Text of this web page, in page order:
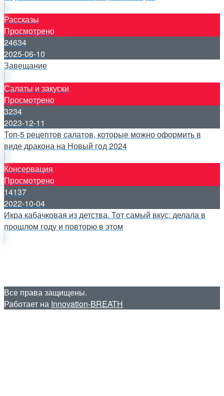
Рассказы
Просмотрено
24634
2025-06-10
Завещание
Салаты и закуски
Просмотрено
3234
2023-12-11
Топ-5 рецептов салатов, которые можно оформить в
виде дракона на Новый год 2024
Консервация
Просмотрено
14137
2022-10-04
Икра кабачковая из детства. Тот самый вкус: делала в
прошлом году и повторю в этом
Все права защищены.
Работает на Innovation-BREATH